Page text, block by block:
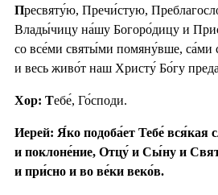
Пресвяту́ю, Пречи́стую,
Влады́чицу на́шу Богоро́дицу и
со все́ми святы́ми помяну́вше, са́ми
и весь живо́т наш Христу́ Бо́гу
Хор: Тебе́, Го́споди.
Иерей: Я́ко подоба́ет Тебе́ вся́кая
и поклоне́ние, Отцу́ и Сы́ну и
и при́сно и во ве́ки веко́в.